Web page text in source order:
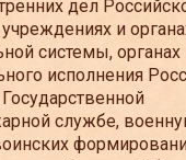
дел
и
системы, органах
исполнения
службе,